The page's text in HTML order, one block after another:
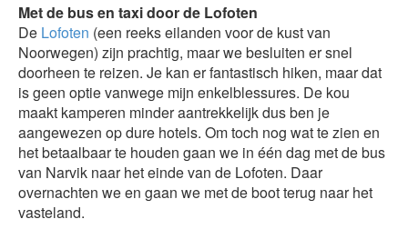
Met de bus en taxi door de Lofoten
De Lofoten (een reeks eilanden voor de kust van
Noorwegen) zijn prachtig, maar we besluiten er snel
doorheen te reizen. Je kan er fantastisch hiken, maar dat
is geen optie vanwege mijn enkelblessures. De kou
maakt kamperen minder aantrekkelijk dus ben je
aangewezen op dure hotels. Om toch nog wat te zien en
het betaalbaar te houden gaan we in één dag met de bus
van Narvik naar het einde van de Lofoten. Daar
overnachten we en gaan we met de boot terug naar het
vasteland.